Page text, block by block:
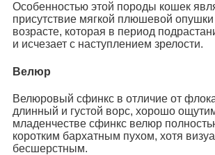
Особенностью этой породы кошек
присутствие мягкой плюшевой
возрасте, которая в период
и исчезает с наступлением зрелости.
Велюр
Велюровый сфинкс в отличие от
длинный и густой ворс, хорошо
младенчестве сфинкс велюр
коротким бархатным пухом, хотя
бесшерстным.